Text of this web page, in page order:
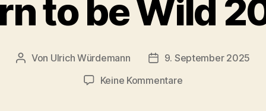
to be Wild
Beitragsautor
Von Ulrich Würdemann Beitragsdatum
9. September 2025
Keine Kommentarezu